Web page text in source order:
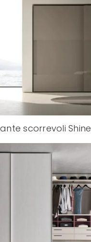
scorrevoli Shine